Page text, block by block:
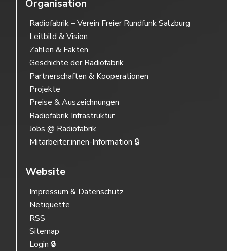
Organisation
Radiofabrik – Verein Freier Rundfunk Salzburg
Leitbild & Vision
Zahlen & Fakten
Geschichte der Radiofabrik
Partnerschaften & Kooperationen
Projekte
Preise & Auszeichnungen
Radiofabrik Infrastruktur
Jobs @ Radiofabrik
Mitarbeiter:innen-Information 🔒
Website
Impressum & Datenschutz
Netiquette
RSS
Sitemap
Login 🔒